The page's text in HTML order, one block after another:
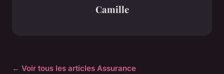
Camille
← Voir tous les articles Assurance